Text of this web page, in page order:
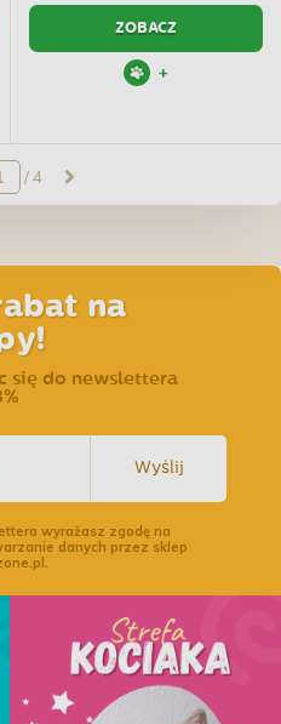
ZOBACZ
+
/ 4
na
się do newslettera
Wyślij
wyrażasz zgodę na
danych przez sklep